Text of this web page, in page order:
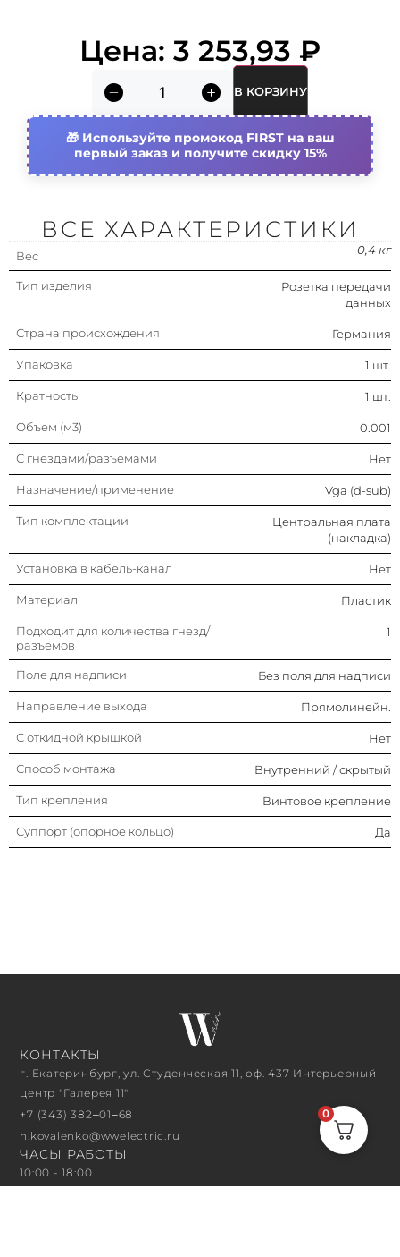
С гнездами/разъемами
Тип комплектации
Центральная плата
(накладка)
Материал Пластик
Подходит для количества гнезд/
1
Поле для надписи Без поля для надписи
Направление выхода Прямолинейн.
С откидной крышкой Нет
Способ монтажа Внутренний / скрытый
Винтовое крепление
Цена: 3 253,93 ₽
В КОРЗИНУ
Используйте промокод FIRST на ваш
первый заказ и получите скидку 15%
ВСЕ ХАРАКТЕРИСТИКИ
Вес 0,4 кг
Тип изделия
Розетка передачи
данных
Страна происхождения Германия
Упаковка 1 шт.
Кратность 1 шт.
Объем (м3) 0.001
С гнездами/разъемами Нет
Назначение/применение Vga (d-sub)
Тип комплектации
Центральная плата
(накладка)
Установка в кабель-канал Нет
Материал Пластик
Подходит для количества гнезд/
разъемов
1
Поле для надписи Без поля для надписи
Направление выхода Прямолинейн.
С откидной крышкой Нет
Способ монтажа Внутренний / скрытый
Тип крепления Винтовое крепление
Суппорт (опорное кольцо) Да
КОНТАКТЫ
г. Екатеринбург, ул. Студенческая 11, оф. 437 Интерьерный
центр "Галерея 11"
+7 (343) 382‒01‒68
n.kovalenko@wwelectric.ru
ЧАСЫ РАБОТЫ
10:00 - 18:00
ПОДПИСАТЬСЯ НА РАССЫЛКУ
0